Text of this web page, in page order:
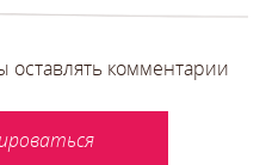
оставлять комментарии